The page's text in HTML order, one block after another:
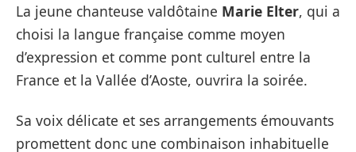
La jeune chanteuse valdôtaine Marie Elter, qui a
choisi la langue française comme moyen
d’expression et comme pont culturel entre la
France et la Vallée d’Aoste, ouvrira la soirée.
Sa voix délicate et ses arrangements émouvants
promettent donc une combinaison inhabituelle